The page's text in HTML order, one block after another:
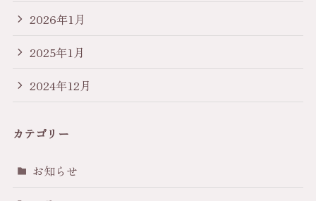
2026年1月
2025年1月
2024年12月
カテゴリー
お知らせ